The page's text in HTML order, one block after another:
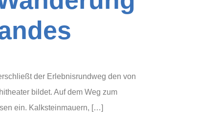
Landes
der Erlebnisrundweg den von
bildet. Auf dem Weg zum
ein. Kalksteinmauern, […]